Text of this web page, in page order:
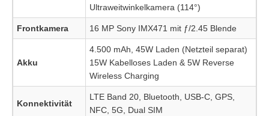
Ultraweitwinkelkamera (114°)
Frontkamera 16 MP Sony IMX471 mit ƒ/2.45 Blende
Akku
4.500 mAh, 45W Laden (Netzteil separat)
15W Kabelloses Laden & 5W Reverse
Wireless Charging
Konnektivität
LTE Band 20, Bluetooth, USB-C, GPS,
NFC, 5G, Dual SIM